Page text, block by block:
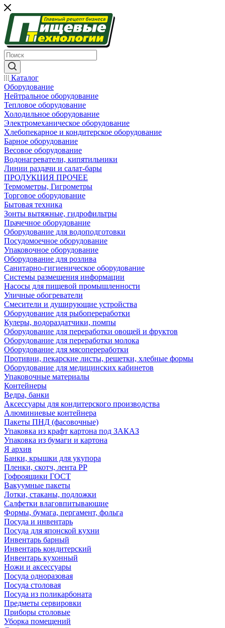
Каталог
Оборудование
Нейтральное оборудование
Тепловое оборудование
Холодильное оборудование
Электромеханическое оборудование
Хлебопекарное и кондитерское оборудование
Барное оборудование
Весовое оборудование
Водонагреватели, кипятильники
Линии раздачи и салат-бары
ПРОДУКЦИЯ ПРОЧЕЕ
Термометры, Гигрометры
Торговое оборудование
Бытовая техника
Зонты вытяжные, гидрофильтры
Прачечное оборудование
Оборудование для водоподготовки
Посудомоечное оборудование
Упаковочное оборудование
Оборудование для розлива
Санитарно-гигиеническое оборудование
Системы размещения информации
Насосы для пищевой промышленности
Уличные обогреватели
Смесители и душирующие устройства
Оборудование для рыбопереработки
Кулеры, водораздатчики, помпы
Оборудование для переработки овощей и фруктов
Оборудование для переработки молока
Оборудование для мясопереработки
Противни, пекарские листы, решетки, хлебные формы
Оборудование для медицинских кабинетов
Упаковочные материалы
Контейнеры
Ведра, банки
Аксессуары для кондитерского производства
Алюминиевые контейнера
Пакеты ПНД (фасовочные)
Упаковка из крафт картона под ЗАКАЗ
Упаковка из бумаги и картона
Я архив
Банки, крышки для укупора
Пленки, скотч, лента РР
Гофроящики ГОСТ
Вакуумные пакеты
Лотки, стаканы, подложки
Салфетки влаговпитывающие
Формы, бумага, пергамент, фольга
Посуда и инвентарь
Посуда для японской кухни
Инвентарь барный
Инвентарь кондитерский
Инвентарь кухонный
Ножи и аксессуары
Посуда одноразовая
Посуда столовая
Посуда из поликарбоната
Предметы сервировки
Приборы столовые
Уборка помещений